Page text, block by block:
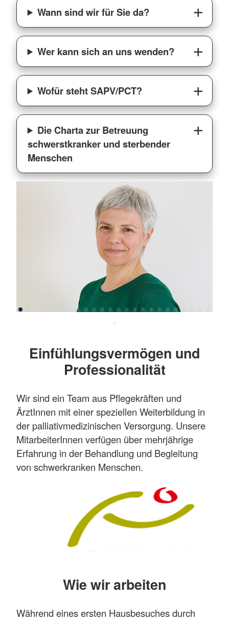
Wann sind wir für Sie da?
Wer kann sich an uns wenden?
Wofür steht SAPV/PCT?
Die Charta zur Betreuung
schwerstkranker und sterbender
Menschen
Einfühlungsvermögen und
Professionalität
Wir sind ein Team aus Pflegekräften und
ÄrztInnen mit einer speziellen Weiterbildung in
der palliativmedizinischen Versorgung. Unsere
MitarbeiterInnen verfügen über mehrjährige
Erfahrung in der Behandlung und Begleitung
von schwerkranken Menschen.
Wie wir arbeiten
Während eines ersten Hausbesuches durch